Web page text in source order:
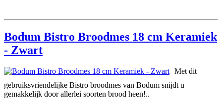
Bodum Bistro Broodmes 18 cm Keramiek
- Zwart
Met dit
gebruiksvriendelijke Bistro broodmes van Bodum snijdt u
gemakkelijk door allerlei soorten brood heen!..